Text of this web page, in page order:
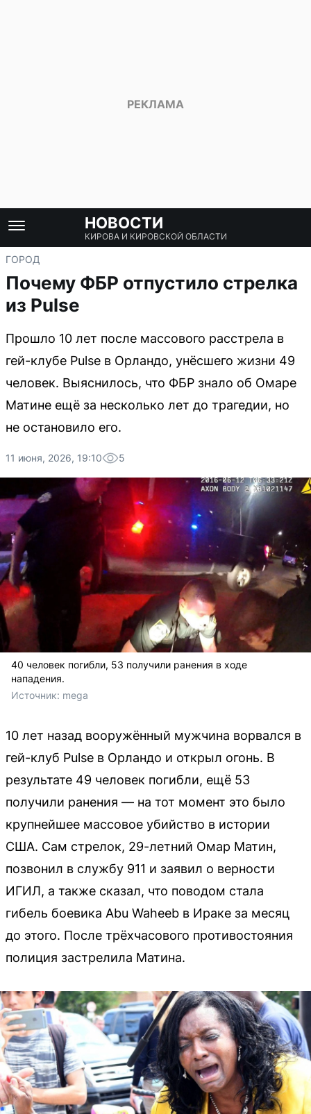
НОВОСТИ
КИРОВА И КИРОВСКОЙ ОБЛАСТИ
ГОРОД
Почему ФБР отпустило стрелка
из Pulse
Прошло 10 лет после массового расстрела в
гей-клубе Pulse в Орландо, унёсшего жизни 49
человек. Выяснилось, что ФБР знало об Омаре
Матине ещё за несколько лет до трагедии, но
не остановило его.
11 июня, 2026, 19:10 5
40 человек погибли, 53 получили ранения в ходе
нападения.
Источник: mega
10 лет назад вооружённый мужчина ворвался в
гей-клуб Pulse в Орландо и открыл огонь. В
результате 49 человек погибли, ещё 53
получили ранения — на тот момент это было
крупнейшее массовое убийство в истории
США. Сам стрелок, 29-летний Омар Матин,
позвонил в службу 911 и заявил о верности
ИГИЛ, а также сказал, что поводом стала
гибель боевика Abu Waheeb в Ираке за месяц
до этого. После трёхчасового противостояния
полиция застрелила Матина.